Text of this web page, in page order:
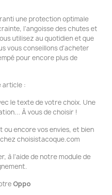
une protection optimale
l'angoisse des chutes et
utilisez au quotidien et que
vous conseillons d'acheter
pour encore plus de
article :
le texte de votre choix. Une
À vous de choisir !
ou encore vos envies, et bien
choisistacoque.com
à l'aide de notre module de
Oppo